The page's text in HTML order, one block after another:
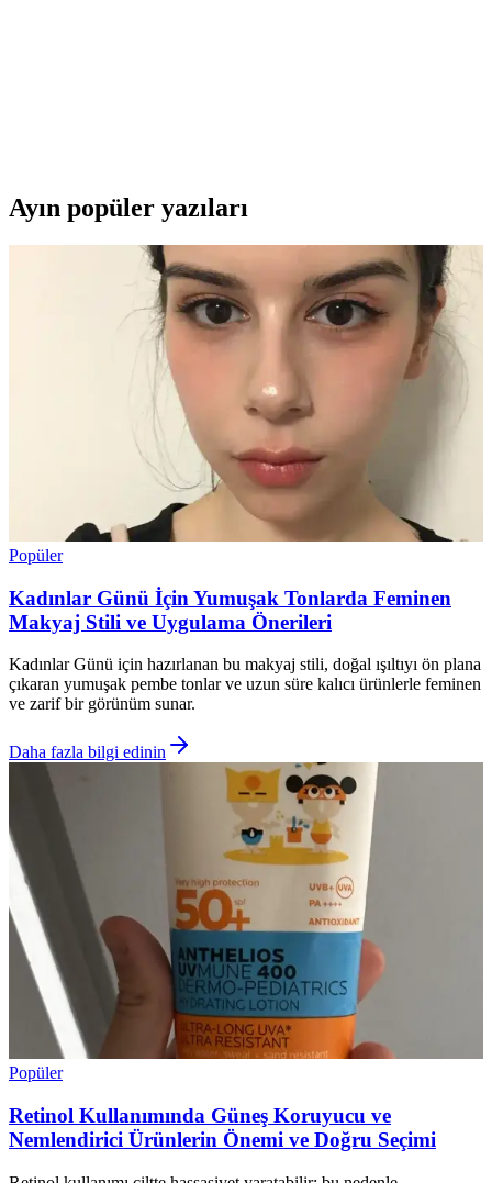
Ayın popüler yazıları
Popüler
Kadınlar Günü İçin Yumuşak Tonlarda Feminen
Makyaj Stili ve Uygulama Önerileri
Kadınlar Günü için hazırlanan bu makyaj stili, doğal ışıltıyı ön plana
çıkaran yumuşak pembe tonlar ve uzun süre kalıcı ürünlerle feminen
ve zarif bir görünüm sunar.
Daha fazla bilgi edinin
Popüler
Retinol Kullanımında Güneş Koruyucu ve
Nemlendirici Ürünlerin Önemi ve Doğru Seçimi